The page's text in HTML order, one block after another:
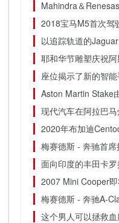
Mahindra＆
2018宝马M5首次驾
以追踪轨道的
耶和华节雕塑庆祝
座位揭示了新的智
Aston Martin Stake
现代汽车在阿拉巴
2020年布加迪
梅赛德斯 - 奔驰首
面向印度的丰田卡
2007 Mini Cooper
梅赛德斯 - 奔驰A-
这个男人可以拯救血